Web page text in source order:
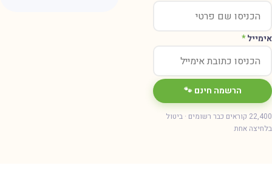
*
הרשמה חינם 🐾
22,400 קוראים כבר רשומים · ביטול
אחת